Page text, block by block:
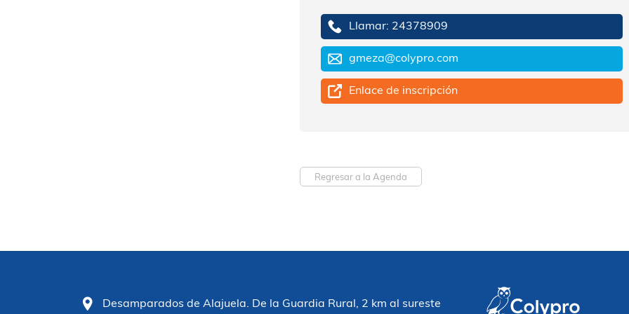
Llamar: 24378909
gmeza@colypro.com
Enlace de inscripción
Regresar a la Agenda
Desamparados de Alajuela. De la Guardia Rural, 2 km al sureste